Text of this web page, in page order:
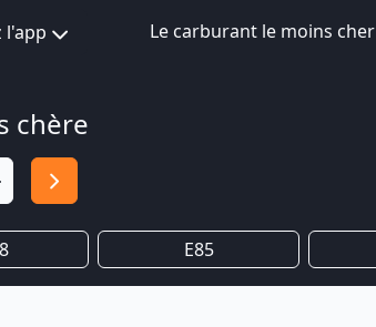
l'app Le carburant le moins cher
chère
E85